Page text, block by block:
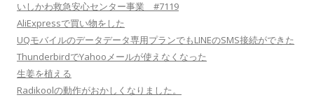
いしかわ救急安心センター事業 #7119
AliExpressで買い物をした
UQモバイルのデータデータ専用プランでもLINEのSMS接続ができた
ThunderbirdでYahooメールが使えなくなった
生姜を植える
Radikoolの動作がおかしくなりました。